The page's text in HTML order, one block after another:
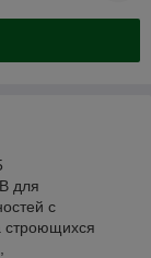
для
с
строющихся